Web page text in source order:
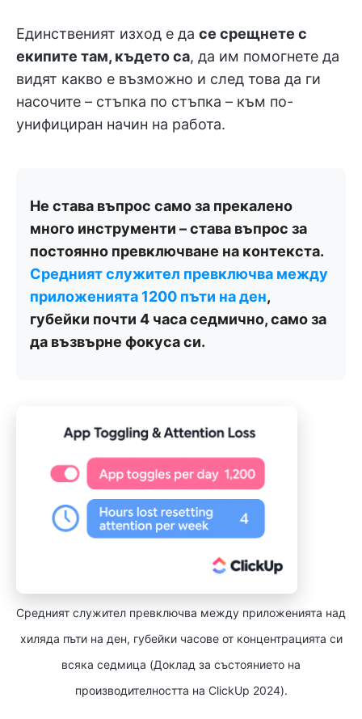
Единственият изход е да се срещнете с
екипите там, където са, да им помогнете да
видят какво е възможно и след това да ги
насочите – стъпка по стъпка – към по-
унифициран начин на работа.
Не става въпрос само за прекалено
много инструменти – става въпрос за
постоянно превключване на контекста.
Средният служител превключва между
приложенията 1200 пъти на ден,
губейки почти 4 часа седмично, само за
да възвърне фокуса си.
Средният служител превключва между приложенията над
хиляда пъти на ден, губейки часове от концентрацията си
всяка седмица (Доклад за състоянието на
производителността на ClickUp 2024).